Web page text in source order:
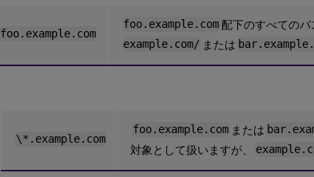
foo.example.com
foo.example.com配下のすべてのパ
example.com/ または
\*.example.com
foo.example.com または
対象として扱いますが、